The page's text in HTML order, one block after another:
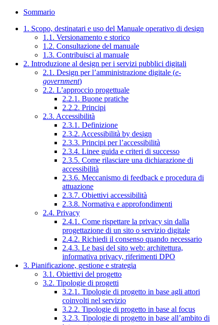
Sommario
1. Scopo, destinatari e uso del Manuale operativo di design
1.1. Versionamento e storico
1.2. Consultazione del manuale
1.3. Contribuisci al manuale
2. Introduzione al design per i servizi pubblici digitali
2.1. Design per l’amministrazione digitale (e-
government)
2.2. L’approccio progettuale
2.2.1. Buone pratiche
2.2.2. Principi
2.3. Accessibilità
2.3.1. Definizione
2.3.2. Accessibilità by design
2.3.3. Principi per l’accessibilità
2.3.4. Linee guida e criteri di successo
2.3.5. Come rilasciare una dichiarazione di
accessibilità
2.3.6. Meccanismo di feedback e procedura di
attuazione
2.3.7. Obiettivi accessibilità
2.3.8. Normativa e approfondimenti
2.4. Privacy
2.4.1. Come rispettare la privacy sin dalla
progettazione di un sito o servizio digitale
2.4.2. Richiedi il consenso quando necessario
2.4.3. Le basi del sito web: architettura,
informativa privacy, riferimenti DPO
3. Pianificazione, gestione e strategia
3.1. Obiettivi del progetto
3.2. Tipologie di progetti
3.2.1. Tipologie di progetto in base agli attori
coinvolti nel servizio
3.2.2. Tipologie di progetto in base al focus
3.2.3. Tipologie di progetto in base all’ambito di